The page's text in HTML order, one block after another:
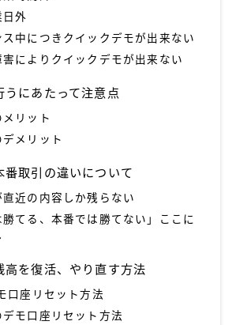
日外
ス中につきクイックデモが出来ない
害によりクイックデモが出来ない
うにあたって注意点
リット
メリット
番取引の違いについて
近の内容しか残らない
勝てる、本番では勝てない」ここに
高を復活、やり直す方法
口座リセット方法
デモ口座リセット方法